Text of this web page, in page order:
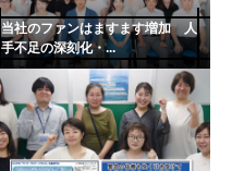
当社のファンはますます増加 人
手不足の深刻化・...